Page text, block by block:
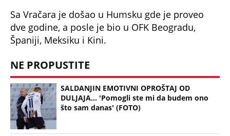
Sa Vračara je došao u Humsku gde je proveo
dve godine, a posle je bio u OFK Beogradu,
Španiji, Meksiku i Kini.
NE PROPUSTITE
SALDANJIN EMOTIVNI OPROŠTAJ OD
DULJAJA... 'Pomogli ste mi da budem ono
što sam danas' (FOTO)